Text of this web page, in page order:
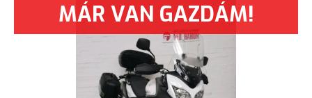
MÁR VAN GAZDÁM!